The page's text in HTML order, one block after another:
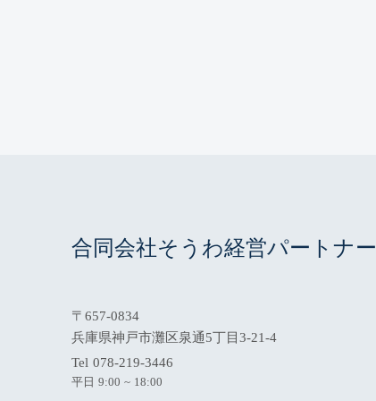
合同会社そうわ経営パートナー
〒657-0834
兵庫県神戸市灘区泉通5丁目3-21-4
Tel 078-219-3446
平日 9:00 ~ 18:00